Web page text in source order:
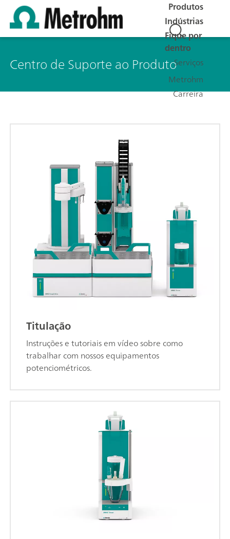
Produtos
Indústrias
Fique por
dentro
Serviços
Metrohm
Carreira
Centro de Suporte ao Produto
Titulação
Instruções e tutoriais em vídeo sobre como
trabalhar com nossos equipamentos
potenciométricos.